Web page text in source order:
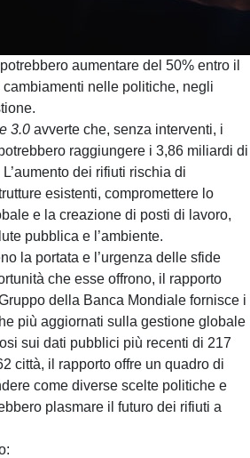
aumentare del 50% entro il
nelle politiche, negli
3.0 avverte che, senza interventi, i
raggiungere i 3,86 miliardi di
dei rifiuti rischia di
esistenti, compromettere lo
e la creazione di posti di lavoro,
pubblica e l’ambiente.
la portata e l’urgenza delle sfide
che esse offrono, il rapporto
della Banca Mondiale fornisce i
più aggiornati sulla gestione globale
sui dati pubblici più recenti di 217
città, il rapporto offre un quadro di
come diverse scelte politiche e
plasmare il futuro dei rifiuti a